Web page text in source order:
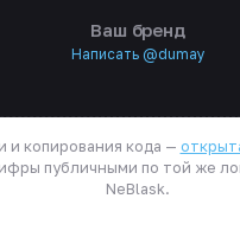
Ваш бренд
Написать @dumay
и копирования кода —
публичными по той же
NeBlask.